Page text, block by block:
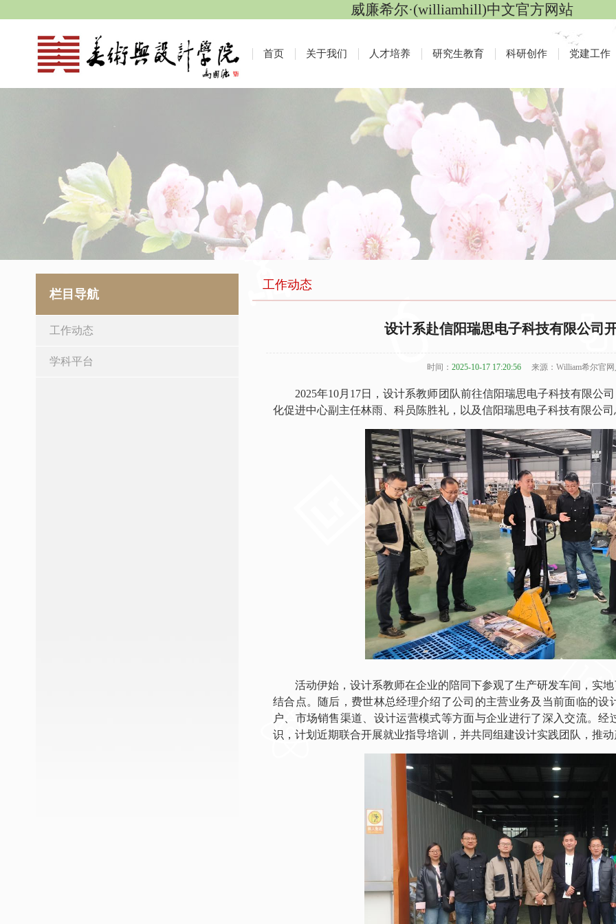
威廉希尔·(williamhill)中文官方网站
首页 关于我们 人才培养 研究生教育 科研创作 党建工作
栏目导航
工作动态
学科平台
工作动态
设计系赴信阳瑞思电子科技有限公司
时间： 2025-10-17 17:20:56 来源：William希尔官
2025年10月17日，设计系教师团队前往信阳瑞思电子科技有限公
化促进中心副主任林雨、科员陈胜礼，以及信阳瑞思电子科技有限公
活动伊始，设计系教师在企业的陪同下参观了生产研发车间，实
结合点。随后，费世林总经理介绍了公司的主营业务及当前面临的
户、市场销售渠道、设计运营模式等方面与企业进行了深入交流。
识，计划近期联合开展就业指导培训，并共同组建设计实践团队，推